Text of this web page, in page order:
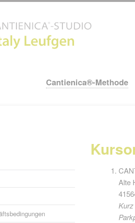
Navigation
Cantienica®-Methode
überspringen
Alte
Kurz